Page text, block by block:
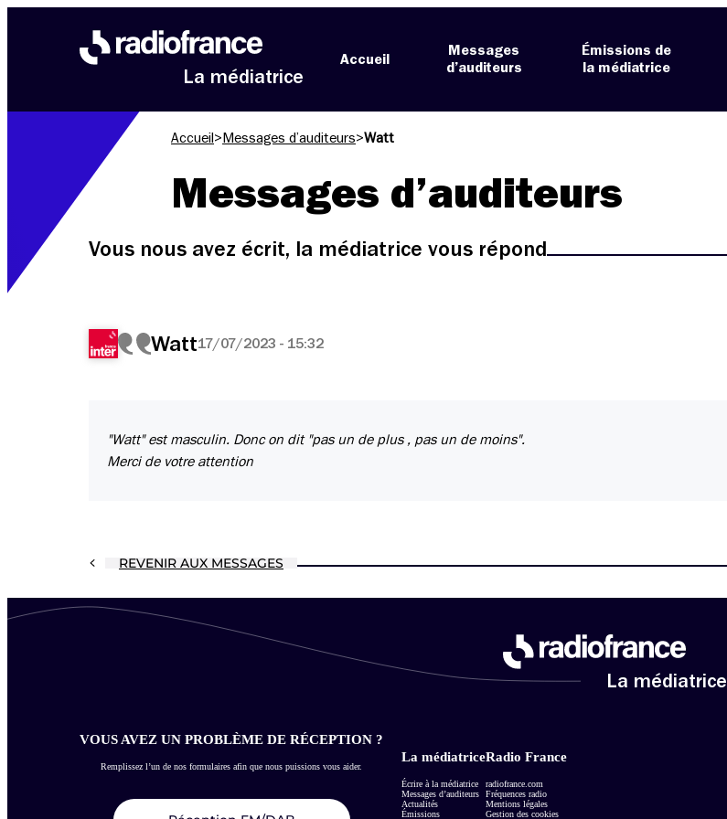
La médiatrice
Accueil
Messages
d’auditeurs
Émissions de
la médiatrice
Accueil > Messages d’auditeurs>Watt
Messages d’auditeurs
Vous nous avez écrit, la médiatrice vous répond
Watt17/07/2023 - 15:32
"Watt" est masculin. Donc on dit "pas un de plus , pas un de moins".
Merci de votre attention
REVENIR AUX MESSAGES
La médiatrice
VOUS AVEZ UN PROBLÈME DE RÉCEPTION ?
Remplissez l’un de nos formulaires afin que nous puissions vous aider.
La médiatrice
Écrire à la médiatrice
Messages d’auditeurs
Actualités
Émissions
Radio France
radiofrance.com
Fréquences radio
Mentions légales
Gestion des cookies